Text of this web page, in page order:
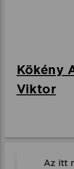
Kökény
Viktor
Az itt